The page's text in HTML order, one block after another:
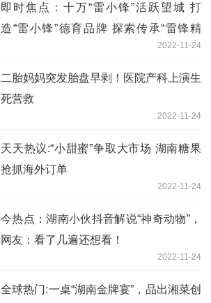
即时焦点：十万“雷小锋”活跃望城 打
造“雷小锋”德育品牌 探索传承“雷锋精
2022-11-24
二胎妈妈突发胎盘早剥！医院产科上演生
死营救
2022-11-24
天天热议:“小甜蜜”争取大市场 湖南糖果
抢抓海外订单
2022-11-24
今热点：湖南小伙抖音解说“神奇动物”，
网友：看了几遍还想看！
2022-11-24
全球热门:一桌“湖南金牌宴”，品出湘菜创